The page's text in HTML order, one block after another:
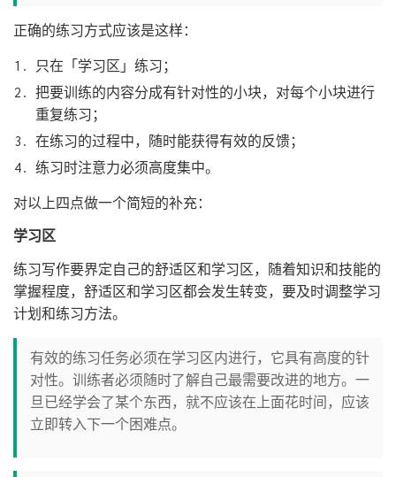
正确的练习方式应该是这样：
只在「学习区」练习；
把要训练的内容分成有针对性的小块，对每个小块进行
重复练习；
在练习的过程中，随时能获得有效的反馈；
练习时注意力必须高度集中。
对以上四点做一个简短的补充：
学习区
练习写作要界定自己的舒适区和学习区，随着知识和技能的
掌握程度，舒适区和学习区都会发生转变，要及时调整学习
计划和练习方法。
有效的练习任务必须在学习区内进行，它具有高度的针
对性。训练者必须随时了解自己最需要改进的地方。一
旦已经学会了某个东西，就不应该在上面花时间，应该
立即转入下一个困难点。